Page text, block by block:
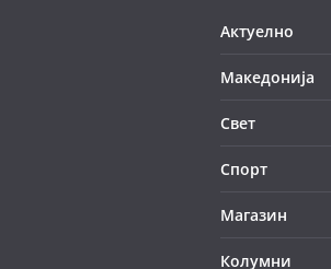
Актуелно
Македонија
Свет
Спорт
Магазин
Колумни